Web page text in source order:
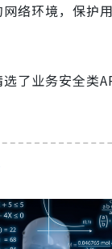
络环境，保护
了业务安全类